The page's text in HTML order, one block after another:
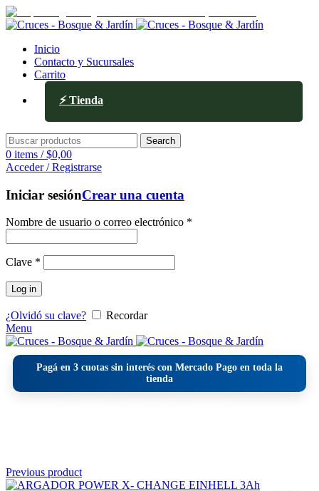
Inicio
Contacto y Sucursales
Carrito
⚡ Tienda
Search
0 items / $0,00
Acceder / Registrarse
Iniciar sesiónCrear una cuenta
Nombre de usuario o correo electrónico *
Clave *
Log in
¿Olvidó su clave?
Recordar
Menu
Pagá en 3 cuotas sin interés con Mercado Pago en toda la
tienda
Previous product